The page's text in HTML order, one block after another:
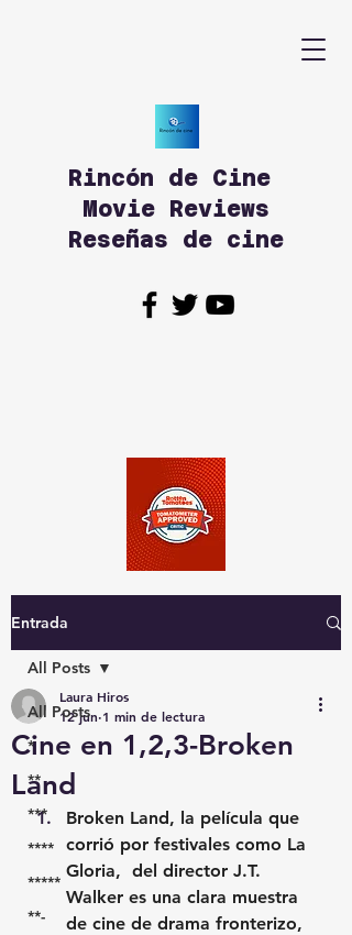
Rincón de Cine
Movie Reviews
Reseñas de cine
Entrada
All Posts
*
**
***
****
*****
**-
All Posts
Cine en 1,2,3-Broken
Land
Laura Hiros
12 jun 1 min de lectura
Broken Land, la película que
corrió por festivales como La
Gloria,  del director J.T.
Walker es una clara muestra
de cine de drama fronterizo,